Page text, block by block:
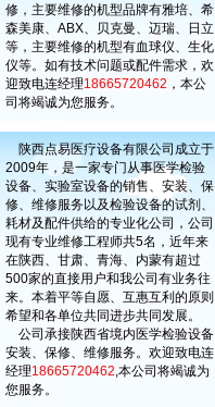
修，主要维修的机型品牌有雅培、希
森美康、ABX、贝克曼、迈瑞、日立
等，主要维修的机型有血球仪、生化
仪等。如有技术问题或配件需求，欢
迎致电连经理18665720462 ，本公
司将竭诚为您服务。
陕西点易医疗设备有限公司成立于
2009年，是一家专门从事医学检验
设备、实验室设备的销售、安装、保
修、维修服务以及检验设备的试剂、
耗材及配件供给的专业化公司，公司
现有专业维修工程师共5名，近年来
在陕西、甘肃、青海、内蒙有超过
500家的直接用户和我公司有业务往
来。本着平等自愿、互惠互利的原则
希望和各单位共同进步共同发展。
公司承接陕西省境内医学检验设备
安装、保修、维修服务。欢迎致电连
经理18665720462,本公司将竭诚为
您服务。